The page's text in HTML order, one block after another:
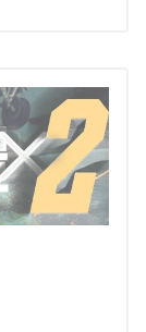
現實情境為基
而可重複開箱
？